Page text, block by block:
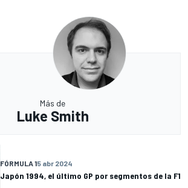
Más de
Luke Smith
FÓRMULA 15 abr 2024
Japón 1994, el último GP por segmentos de la F1